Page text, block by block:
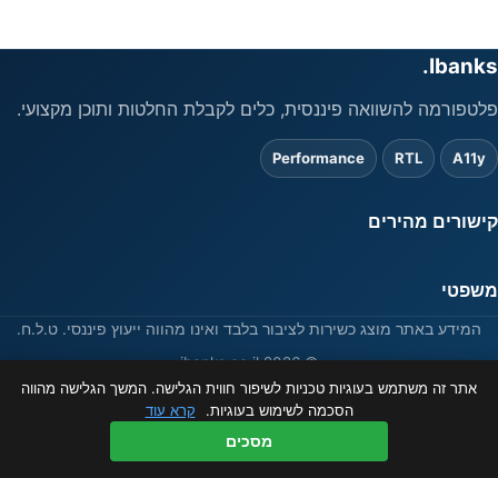
Ibanks.
פלטפורמה להשוואה פיננסית, כלים לקבלת החלטות ותוכן מקצועי.
A11y
RTL
Performance
קישורים מהירים
משפטי
המידע באתר מוצג כשירות לציבור בלבד ואינו מהווה ייעוץ פיננסי. ט.ל.ח.
© 2026 ibanks.co.il
אתר זה משתמש בעוגיות טכניות לשיפור חווית הגלישה. המשך הגלישה מהווה
הסכמה לשימוש בעוגיות.
קרא עוד
מסכים